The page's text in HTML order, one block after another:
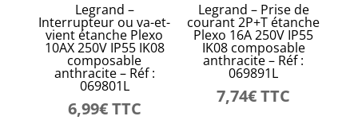
Legrand –
Interrupteur ou va-et-
vient étanche Plexo
10AX 250V IP55 IK08
composable
anthracite – Réf :
069801L
6,99€TTC
Legrand – Prise de
courant 2P+T étanche
Plexo 16A 250V IP55
IK08 composable
anthracite – Réf :
069891L
7,74€TTC